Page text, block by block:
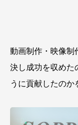
動画制作・映像制
決し成功を収めた
うに貢献したのか